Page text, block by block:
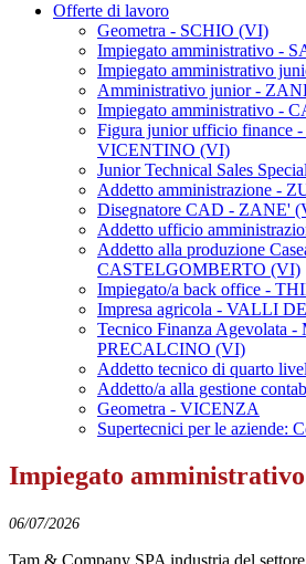
Offerte di lavoro
Geometra - SCHIO (VI)
Impiegato amministrativo -
Impiegato amministrativo
Amministrativo junior -
Impiegato amministrativo -
Figura junior ufficio finance
VICENTINO (VI)
Junior Technical Sales
Addetto amministrazione -
Disegnatore CAD - ZANE'
Addetto ufficio
Addetto alla produzione
CASTELGOMBERTO (VI)
Impiegato/a back office -
Impresa agricola - VALLI
Tecnico Finanza Agevolata
PRECALCINO (VI)
Addetto tecnico di quarto
Addetto/a alla gestione
Geometra - VICENZA
Supertecnici per le aziende:
Impiegato
06/07/2026